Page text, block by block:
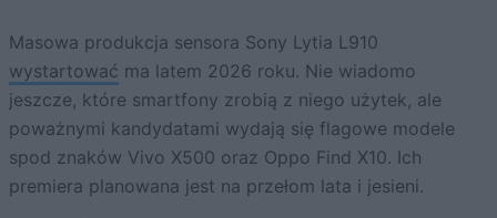
Masowa produkcja sensora Sony Lytia L910
wystartować ma latem 2026 roku. Nie wiadomo
jeszcze, które smartfony zrobią z niego użytek, ale
poważnymi kandydatami wydają się flagowe modele
spod znaków Vivo X500 oraz Oppo Find X10. Ich
premiera planowana jest na przełom lata i jesieni.